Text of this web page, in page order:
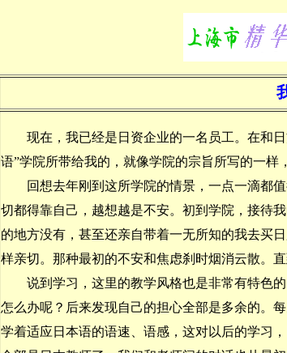
现在，我已经是日资企业的一名员工。在和日
语”学院所带给我的，就像学院的宗旨所写的一样
回想去年刚到这所学院的情景，一点一滴都值
切都得靠自己，越想越是不安。初到学院，接待
的地方没有，甚至还亲自带着一无所知的我去买
样亲切。那种最初的不安和焦虑刹时烟消云散。
说到学习，这里的教学风格也是非常有特色的
怎么办呢？后来发现自己的担心全部是多余的。
学着适应日本语的语速、语感，这对以后的学习